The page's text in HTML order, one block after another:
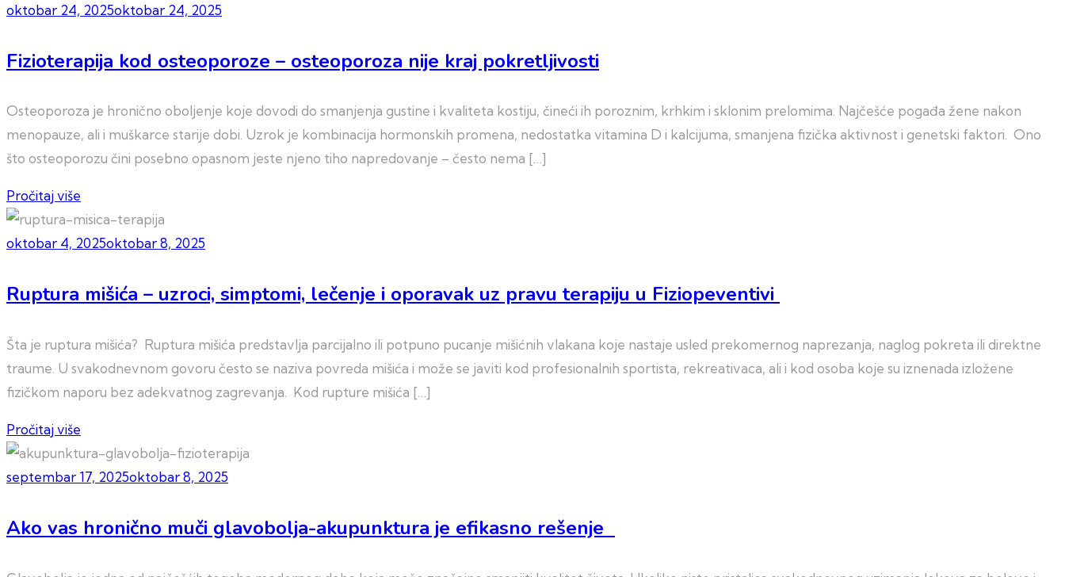
oktobar 24, 2025oktobar 24, 2025
Fizioterapija kod osteoporoze – osteoporoza nije kraj pokretljivosti
Osteoporoza je hronično oboljenje koje dovodi do smanjenja gustine i kvaliteta kostiju, čineći ih poroznim, krhkim i sklonim prelomima. Najčešće pogađa žene nakon
menopauze, ali i muškarce starije dobi. Uzrok je kombinacija hormonskih promena, nedostatka vitamina D i kalcijuma, smanjena fizička aktivnost i genetski faktori. Ono
što osteoporozu čini posebno opasnom jeste njeno tiho napredovanje – često nema […]
Pročitaj više
oktobar 4, 2025oktobar 8, 2025
Ruptura mišića – uzroci, simptomi, lečenje i oporavak uz pravu terapiju u Fiziopeventivi
Šta je ruptura mišića? Ruptura mišića predstavlja parcijalno ili potpuno pucanje mišićnih vlakana koje nastaje usled prekomernog naprezanja, naglog pokreta ili direktne
traume. U svakodnevnom govoru često se naziva povreda mišića i može se javiti kod profesionalnih sportista, rekreativaca, ali i kod osoba koje su iznenada izložene
fizičkom naporu bez adekvatnog zagrevanja. Kod rupture mišića […]
Pročitaj više
septembar 17, 2025oktobar 8, 2025
Ako vas hronično muči glavobolja-akupunktura je efikasno rešenje